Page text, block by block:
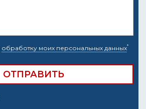
обработку моих персональных данных*